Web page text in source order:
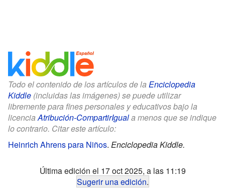
Todo el contenido de los artículos de la Enciclopedia
Kiddle (incluidas las imágenes) se puede utilizar
libremente para fines personales y educativos bajo la
licenciaAtribución-CompartirIguala menos que se indique
lo contrario. Citar este artículo:
Heinrich Ahrens para Niños. Enciclopedia Kiddle.
Última edición el 17 oct 2025, a las 11:19
Sugerir una edición.